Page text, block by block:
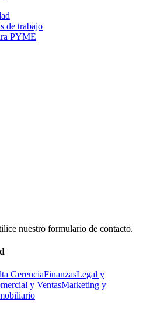
de trabajo
PYME
nuestro formulario de contacto.
GerenciaFinanzasLegal y
y VentasMarketing y